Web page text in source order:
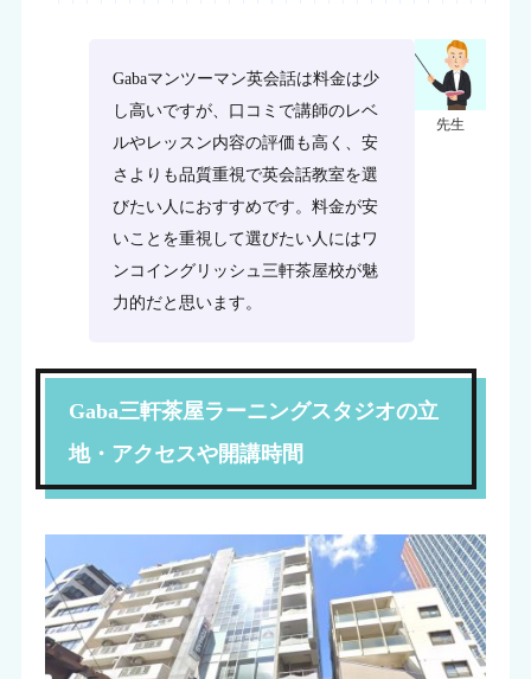
先生
Gabaマンツーマン英会話は料金は少
し高いですが、口コミで講師のレベ
ルやレッスン内容の評価も高く、安
さよりも品質重視で英会話教室を選
びたい人におすすめです。料金が安
いことを重視して選びたい人にはワ
ンコイングリッシュ三軒茶屋校が魅
力的だと思います。
Gaba三軒茶屋ラーニングスタジオの立
地・アクセスや開講時間